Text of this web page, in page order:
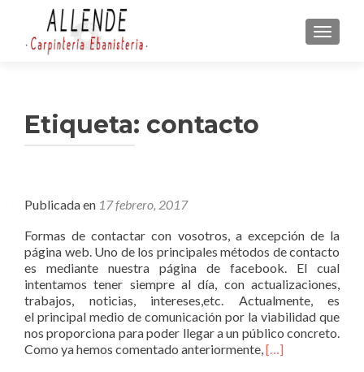
Etiqueta: contacto
Publicada en 17 febrero, 2017
Formas de contactar con vosotros, a excepción de la
página web. Uno de los principales métodos de contacto
es mediante nuestra página de facebook. El cual
intentamos tener siempre al día, con actualizaciones,
trabajos, noticias, intereses,etc. Actualmente, es
el principal medio de comunicación por la viabilidad que
nos proporciona para poder llegar a un público concreto.
Como ya hemos comentado anteriormente,L[…]